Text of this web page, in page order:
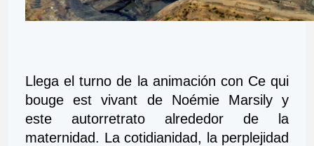
Llega el turno de la animación con Ce qui
bouge est vivant de Noémie Marsily y
este autorretrato alrededor de la
maternidad. La cotidianidad, la perplejidad